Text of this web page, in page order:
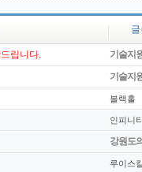
글
립니다. 기술지
기술지
블랙홀
인피니
강원도
루이스